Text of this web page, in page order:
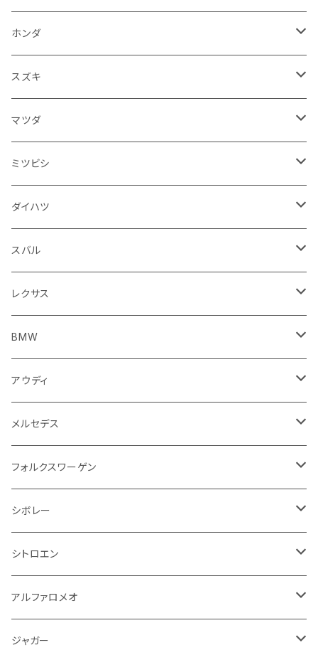
BMW
メルセデス・ベンツ
フォルクスワーゲン
ジープ
ボルボ
ジャガー
プジョー
ランドローバー
ルノー
キャデラック
アストンマーティン
シボレー
フォード
アルファロメオ
ミニ
アウディ
BMW
メルセデス・ベンツ
フォルクスワーゲン
ジープ
ボルボ
ジャガー
キャデラック
シボレー
シトロエン
アルファロメオ
ランドローバー
フィアット
クライスラー
アストンマーティン
ダイハツ
スバル
アルファロメオ
アストンマーティン
アウディ
ベントレー
BMW
キャデラック
シボレー
クライスラー
シトロエン
フィアット
ヒュンダイ
ジャガー
ジープ
サイドミラー
フロントガラス
リアバンパー
バックドアガラス
トランクリッド
ダッシュボード
センタークラスター
グローブボックス
シフトレバー
センターコンソール
ステアリングホイール
ステアリング
パワーステアリング系
エンジン
エンジンVベルト
オイルフィルター
ラジエーター
クーラント
ミッション
ドライブシャフト
ハーレーダビッドソン
BMW
トライアンフ
ドゥカティ
モトグッツイ
アプリリア
KTM
プジョー
ハスクバーナ
ロイヤルエンフィールド
キムコ
SYM
収納用品
インテリア系
灰皿・ゴミ箱
燃料タンクキャップ
ハンドル
ホーン
ブレーキ
ブレーキパッド
ブレーキ・クラッチレバー
エンジン
オルタネーター
オイルフィルター
電装系
スピードメーター
ウインカー
足回り
サスペンション
ホイール
駆動系
クラッチ
クラッチホース
フレーム
ライト系
タンク系
キャブレター
その他
アクセルブレーキペダル
オイルクーラー
ケーブル系
吸気系
ラジエーター
ミラー
フェンダー
ギアシフト系
室内アクセサリー
収納ケース
ダッシュボード
ワイパー
ライト系
フォグランプ
ステアリング系
シートカバー
外装系
タイヤ回り系
エンジン回り
ミラー
サイドミラー
トランクマット
タンドラ
フロアマット
電装系
ウインカー
トランクマット
ホンダ
フロアマット
運転席周り
トランクマット
フェンダー周り
フロントガラス回り
サイドミラー
ライト系
エンジン系部品
スポイラー
ワイパー系
バンパー
外装系
バイク ブレーキクラッチレバー
バイク 収納
スズキ
フロアマット
フロントガラス回り
ウォッシャージェット
フェンダー周り
運転席周り
アームレスト
バイク 排気系
マフラー
サイドミラー
バイク ハンドル系
エンジン系
エンジンカバー
足回り系
サスペンション
マツダ
フロアマット
ボンネット回り
フェンダー周り
フロントガラス回り
リアガラス回り
ライト系
インパネ周り
その他
トランクマット
足回り
サスペンション
ミツビシ
フロアマット
キーホルダー
フロントガラス回り
ワイパー
足回り系
フェンダー
バンパー
ライト系
ヘッドライト
トランクマット
運転席周り
アームレスト
ダイハツ
フロアマット
フロントガラス回り
ワイパー
運転席周り
足回り
サスペンション
スバル
フロアマット
フロントガラス回り
ワイパー
その他
足回り系
フェンダー
レクサス
フロアマット
トランクマット
シートカバー
BMW
フロアマット
オーディオ系
サイドミラー
ハンドル系
その他
リアバンパー
トランクマット
アウディ
フロアマット
プラグ系
イグニッションコイル
ブレーキ系
アンチロックブレーキ
運転席周り
アームレスト
冷却系
クーラント
フェンダー
メルセデス
フロアマット
リアバンパー
その他
フォルクスワーゲン
フロアマット
プラグ系
イグニッションコイル
ブレーキ系
アンチロックブレーキ
冷却系
シボレー
フロアマット
その他
運転席周り
シトロエン
フロアマット
その他
アルファロメオ
フロアマット
ジャガー